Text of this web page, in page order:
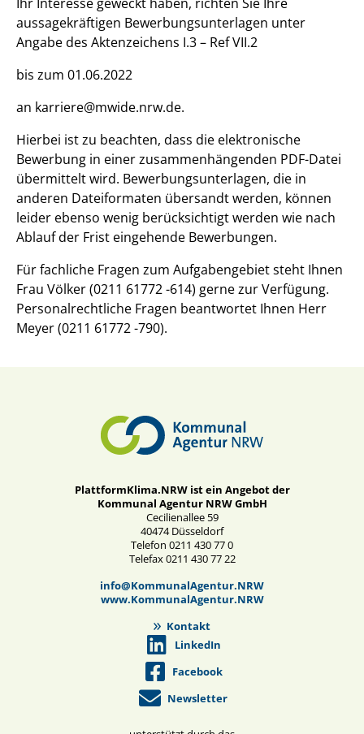
aussagekräftigen Bewerbungsunterlagen unter
Angabe des Aktenzeichens I.3 – Ref VII.2
bis zum 01.06.2022
an karriere@mwide.nrw.de.
Hierbei ist zu beachten, dass die elektronische
Bewerbung in einer zusammenhängenden PDF-Datei
übermittelt wird. Bewerbungsunterlagen, die in
anderen Dateiformaten übersandt werden, können
leider ebenso wenig berücksichtigt werden wie nach
Ablauf der Frist eingehende Bewerbungen.
Für fachliche Fragen zum Aufgabengebiet steht Ihnen
Frau Völker (0211 61772 -614) gerne zur Verfügung.
Personalrechtliche Fragen beantwortet Ihnen Herr
Meyer (0211 61772 -790).
PlattformKlima.NRW ist ein Angebot der
Kommunal Agentur NRW GmbH
Cecilienallee 59
40474 Düsseldorf
Telefon 0211 430 77 0
Telefax 0211 430 77 22
info@KommunalAgentur.NRW
www.KommunalAgentur.NRW
Kontakt
LinkedIn
Facebook
Newsletter